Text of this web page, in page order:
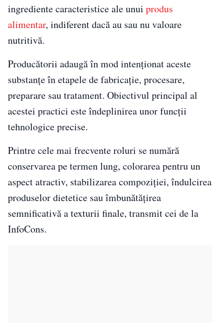
ingrediente caracteristice ale unui produs
alimentar, indiferent dacă au sau nu valoare
nutritivă.
Producătorii adaugă în mod intenționat aceste
substanțe în etapele de fabricație, procesare,
preparare sau tratament. Obiectivul principal al
acestei practici este îndeplinirea unor funcții
tehnologice precise.
Printre cele mai frecvente roluri se numără
conservarea pe termen lung, colorarea pentru un
aspect atractiv, stabilizarea compoziției, îndulcirea
produselor dietetice sau îmbunătățirea
semnificativă a texturii finale, transmit cei de la
InfoCons.